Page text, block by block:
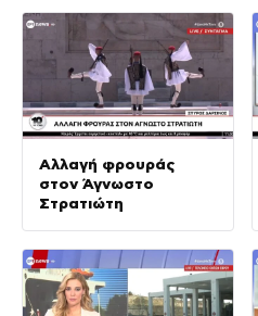
Αλλαγή φρουράς
στον Άγνωστο
Στρατιώτη